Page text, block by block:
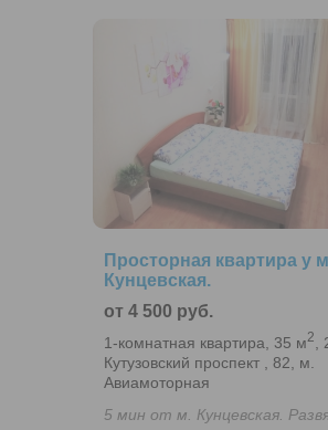
Просторная квартира у
Кунцевская.
от 4 500 руб.
1-комнатная квартира, 35 м2
Кутузовский проспект , 82, м.
Авиамоторная
5 мин от м. Кунцевская.